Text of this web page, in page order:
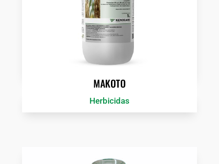
MAKOTO
Herbicidas